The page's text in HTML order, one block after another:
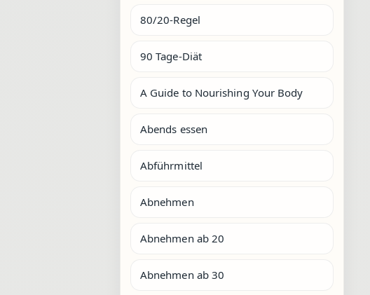
80/20-Regel
90 Tage-Diät
A Guide to Nourishing Your Body
Abends essen
Abführmittel
Abnehmen
Abnehmen ab 20
Abnehmen ab 30